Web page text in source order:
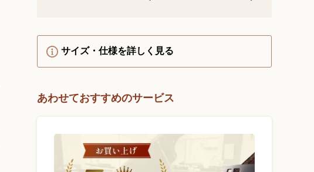
ピアノ弾き比べ、過去のコン
サートなど動画で発信中！
サイトマップ 個人情報の取り扱い
サイズ・仕様を詳しく見る
あわせておすすめのサービス